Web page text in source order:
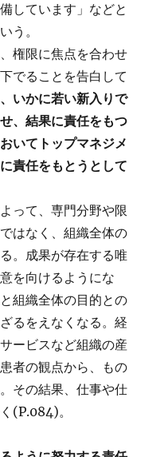
しています」などと
う。
権限に焦点を合わせ
でることを告白して
いかに若い新入りで
、結果に責任をもつ
いてトップマネジメ
責任をもとうとして
って、専門分野や限
はなく、組織全体の
。成果が存在する唯
を向けるようにな
組織全体の目的との
るをえなくなる。経
ービスなど組織の産
者の観点から、もの
その結果、仕事や仕
(P.084)。